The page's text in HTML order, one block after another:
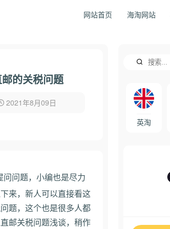
网站首页 海淘网站
的关税问题
2021年8月09日
问题，小编也是尽力
来，新人可以直接看这
题，这个也是很多人都
邮关税问题浅谈，稍作
英淘